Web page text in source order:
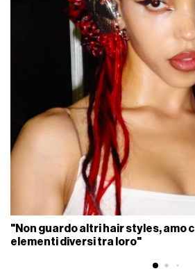
"Non guardo altri hair styles, amo
elementi diversi tra loro"